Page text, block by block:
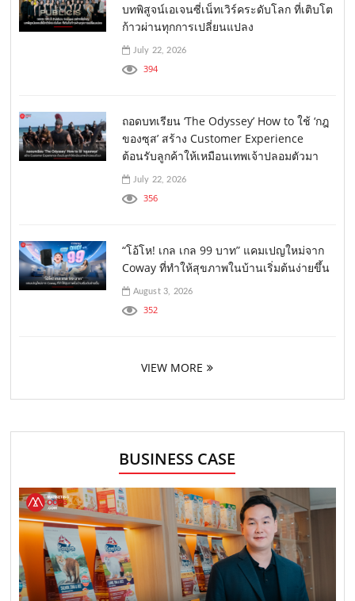
บทพิสูจน์เอเจนซี่เน็ทเวิร์คระดับโลก ที่เติบโต
ก้าวผ่านทุกการเปลี่ยนแปลง
July 22, 2026
394
ถอดบทเรียน ‘The Odyssey’ How to ใช้ ‘กฎ
ของซุส’ สร้าง Customer Experience
ต้อนรับลูกค้าให้เหมือนเทพเจ้าปลอมตัวมา
July 22, 2026
356
“โอ้โห! เกล เกล 99 บาท” แคมเปญใหม่จาก
Coway ที่ทำให้สุขภาพในบ้านเริ่มต้นง่ายขึ้น
August 3, 2026
352
VIEW MORE
BUSINESS CASE